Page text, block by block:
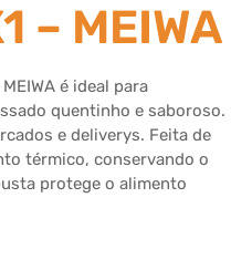
– MEIWA
é ideal para
quentinho e saboroso.
e deliverys. Feita de
térmico, conservando o
protege o alimento